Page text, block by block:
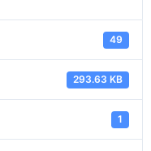
49
293.63 KB
1